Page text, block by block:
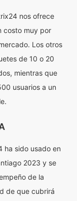
nos ofrece
costo muy por
Los otros
de 10 o 20
mientras que
usuarios a un
ha sido usado en
2023 y se
de la
de que cubrirá